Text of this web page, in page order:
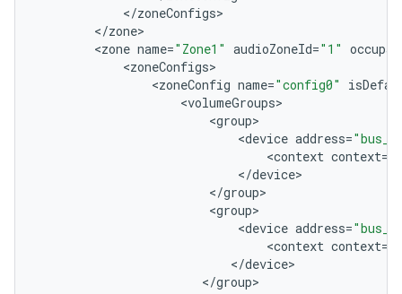
</zoneConfigs
</zone
<zone name="Zone1" audioZoneId="1"
<zoneConfigs
<zoneConfig name="config0"
<volumeGroups
<group
<device address=
<context context=
</device
</group
<group
<device address=
<context context=
</device
</group